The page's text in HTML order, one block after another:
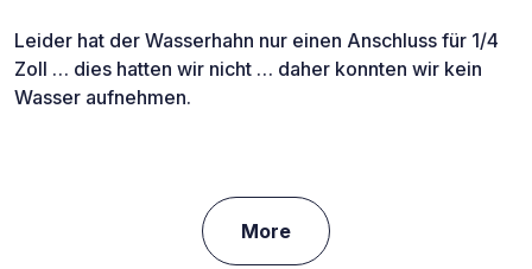
Leider hat der Wasserhahn nur einen Anschluss für 1/4
Zoll … dies hatten wir nicht … daher konnten wir kein
Wasser aufnehmen.
More